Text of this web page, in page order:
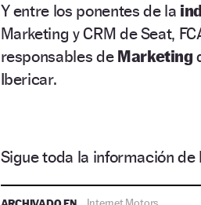
Y entre los ponentes de la
Marketing y CRM de Seat,
responsables de Marketing
Ibericar.
Sigue toda la información de
Internet Motors